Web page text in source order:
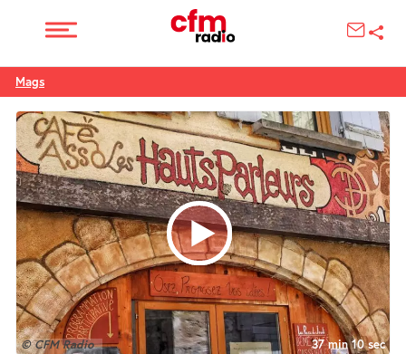
Mags
© CFM Radio 37 min 10 sec